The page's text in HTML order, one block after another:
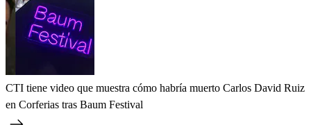
CTI tiene video que muestra cómo habría muerto Carlos David Ruiz
en Corferias tras Baum Festival